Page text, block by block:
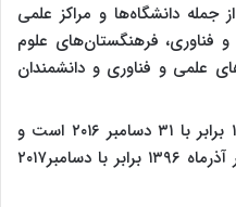
جمله دانشگاه‌‌ها و مراکز علمی
فناوری، فرهنگستان‌های علوم
علمی و فناوری و دانشمندان
مهلت ارسال آثار تا ۱۱ دی ماه ۱۳۹۵ برابر با ۳۱ دسامبر ۲۰۱۶ است و
زمان برگزاری مراسم اهدای جایزه در آذرماه ۱۳۹۶ برابر با دسامبر۲۰۱۷